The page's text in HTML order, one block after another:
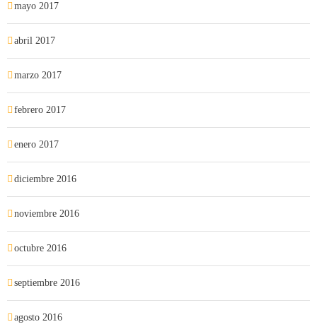
mayo 2017
abril 2017
marzo 2017
febrero 2017
enero 2017
diciembre 2016
noviembre 2016
octubre 2016
septiembre 2016
agosto 2016